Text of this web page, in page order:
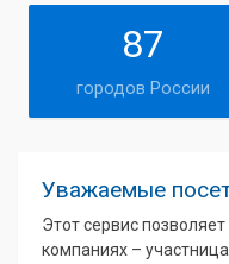
87
городов России
Уважаемые
Этот сервис
компаниях –